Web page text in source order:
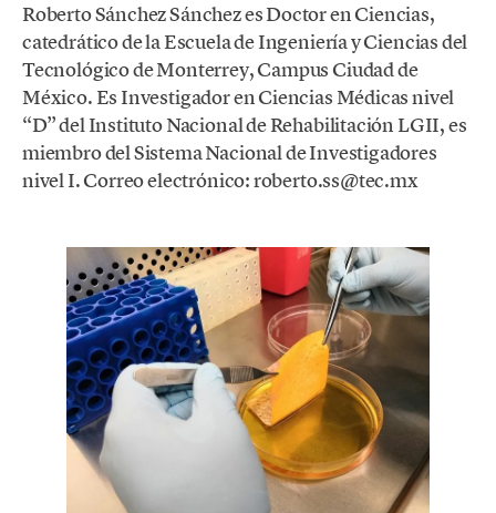
Roberto Sánchez Sánchez es Doctor en Ciencias,
catedrático de la Escuela de Ingeniería y Ciencias del
Tecnológico de Monterrey, Campus Ciudad de
México. Es Investigador en Ciencias Médicas nivel
“D” del Instituto Nacional de Rehabilitación LGII, es
miembro del Sistema Nacional de Investigadores
nivel I. Correo electrónico: roberto.ss@tec.mx